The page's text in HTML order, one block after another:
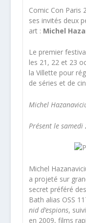
Comic Con Paris
ses invités deux
art : Michel
Le premier
les 21, 22 et 23
la Villette pour
de séries et de
Michel
Présent le
Michel
a projeté sur
secret préféré
Bath alias OSS
nid d’espions,
en 2009, films